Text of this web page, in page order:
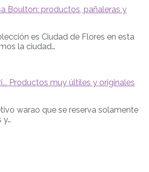
Boulton: productos, pañaleras y
es Ciudad de Flores en esta
la ciudad…
Productos muy últiles y originales
warao que se reserva solamente
y…